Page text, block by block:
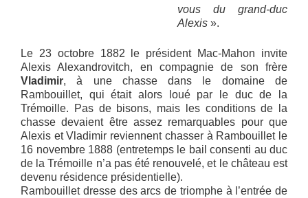
vous du grand-duc
Alexis ».
Le 23 octobre 1882 le président Mac-Mahon invite
Alexis Alexandrovitch, en compagnie de son frère
Vladimir, à une chasse dans le domaine de
Rambouillet, qui était alors loué par le duc de la
Trémoille. Pas de bisons, mais les conditions de la
chasse devaient être assez remarquables pour que
Alexis et Vladimir reviennent chasser à Rambouillet le
16 novembre 1888 (entretemps le bail consenti au duc
de la Trémoille n’a pas été renouvelé, et le château est
devenu résidence présidentielle).
Rambouillet dresse des arcs de triomphe à l’entrée de